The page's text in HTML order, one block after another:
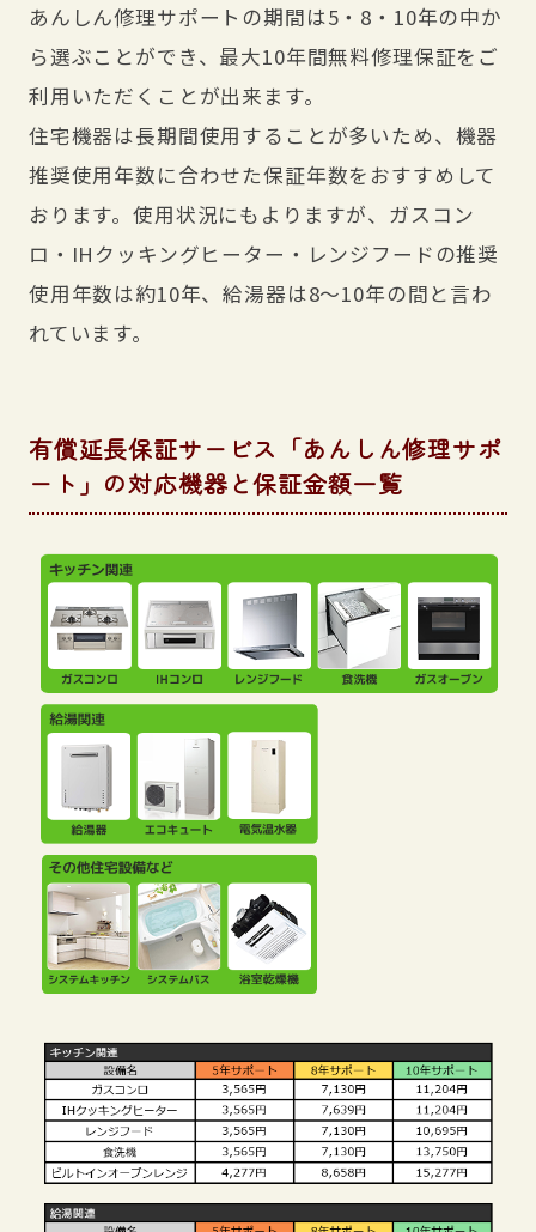
あんしん修理サポートの期間は5・8・10年の中か
ら選ぶことができ、最大10年間無料修理保証をご
利用いただくことが出来ます。
住宅機器は長期間使用することが多いため、機器
推奨使用年数に合わせた保証年数をおすすめして
おります。使用状況にもよりますが、ガスコン
ロ・IHクッキングヒーター・レンジフードの推奨
使用年数は約10年、給湯器は8～10年の間と言わ
れています。
有償延長保証サービス「あんしん修理サポ
ート」の対応機器と保証金額一覧